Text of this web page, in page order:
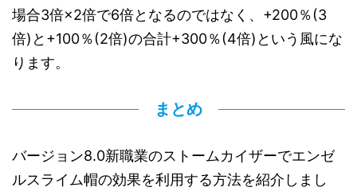
場合3倍×2倍で6倍となるのではなく、+200％(3
倍)と+100％(2倍)の合計+300％(4倍)という風にな
ります。
まとめ
バージョン8.0新職業のストームカイザーでエンゼ
ルスライム帽の効果を利用する方法を紹介しまし